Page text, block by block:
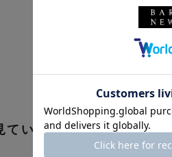
ています